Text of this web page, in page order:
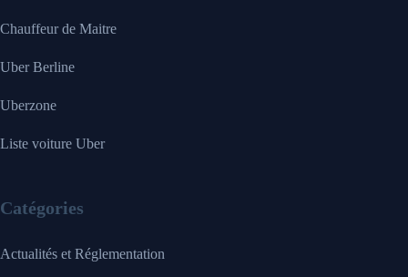
Chauffeur de Maitre
Uber Berline
Uberzone
Liste voiture Uber
Catégories
Actualités et Réglementation